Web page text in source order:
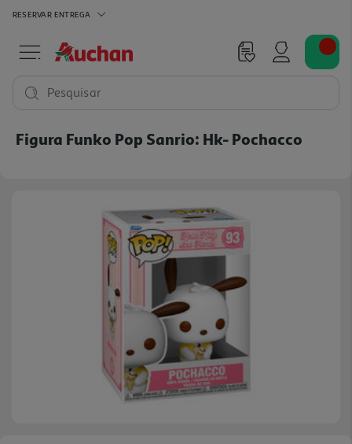
RESERVAR ENTREGA
Pesquisar
Figura Funko Pop Sanrio: Hk- Pochacco